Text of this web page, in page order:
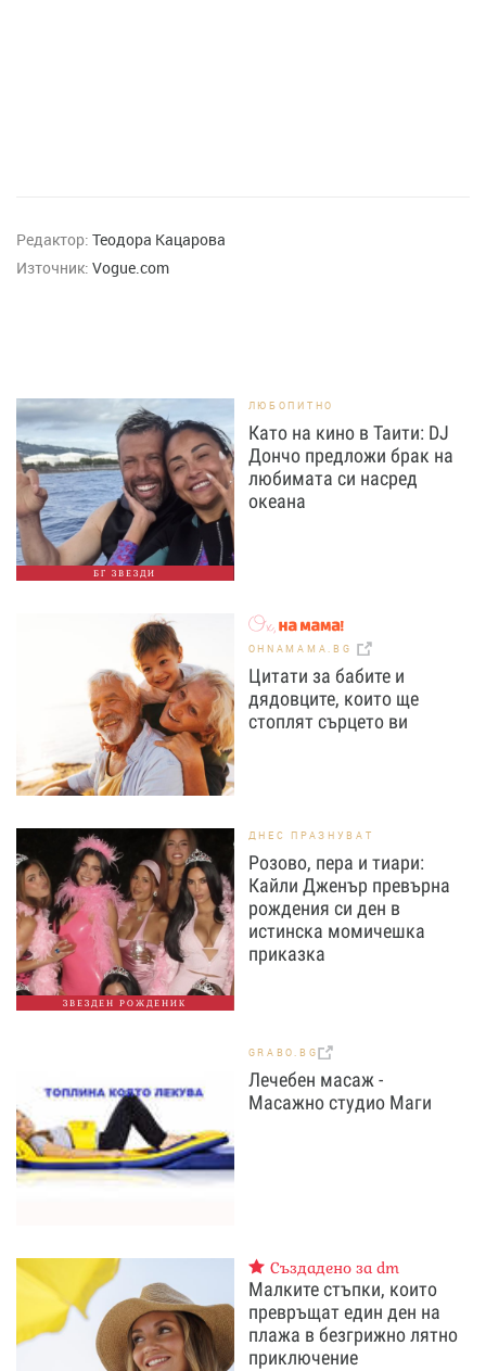
Редактор: Теодора Кацарова
Източник: Vogue.com
БГ ЗВЕЗДИ
ЛЮБОПИТНО
Като на кино в Таити: DJ
Дончо предложи брак на
любимата си насред
океана
OHNAMAMA.BG
Цитати за бабите и
дядовците, които ще
стоплят сърцето ви
ЗВЕЗДЕН РОЖДЕНИК
ДНЕС ПРАЗНУВАТ
Розово, пера и тиари:
Кайли Дженър превърна
рождения си ден в
истинска момичешка
приказка
GRABO.BG
Лечебен масаж -
Масажно студио Маги
Създадено за dm
Малките стъпки, които
превръщат един ден на
плажа в безгрижно лятно
приключение